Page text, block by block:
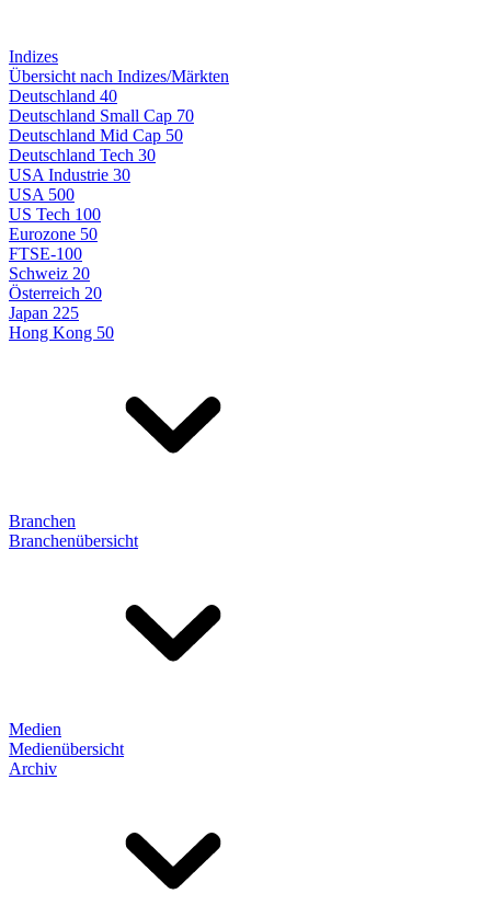
Indizes
Übersicht nach Indizes/Märkten
Deutschland 40
Deutschland Small Cap 70
Deutschland Mid Cap 50
Deutschland Tech 30
USA Industrie 30
USA 500
US Tech 100
Eurozone 50
FTSE-100
Schweiz 20
Österreich 20
Japan 225
Hong Kong 50
Branchen
Branchenübersicht
Medien
Medienübersicht
Archiv